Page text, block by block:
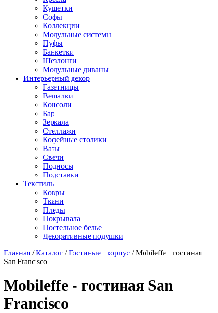
Кушетки
Софы
Коллекции
Модульные системы
Пуфы
Банкетки
Шезлонги
Модульные диваны
Интерьерный декор
Газетницы
Вешалки
Консоли
Бар
Зеркала
Стеллажи
Кофейные столики
Вазы
Свечи
Подносы
Подставки
Текстиль
Ковры
Ткани
Пледы
Покрывала
Постельное белье
Декоративные подушки
Главная / Каталог / Гостиные - корпус / Mobileffe - гостиная
San Francisco
Mobileffe - гостиная San
Francisco